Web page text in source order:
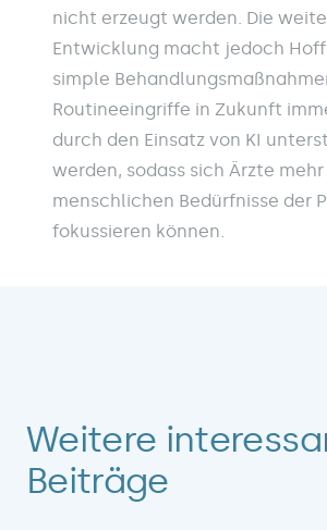
nicht erzeugt werden. Die
Entwicklung macht jedoch
simple
Routineeingriffe in Zukunft
durch den Einsatz von KI
werden, sodass sich Ärzte
menschlichen Bedürfnisse der
fokussieren können.
Weitere
Beiträge